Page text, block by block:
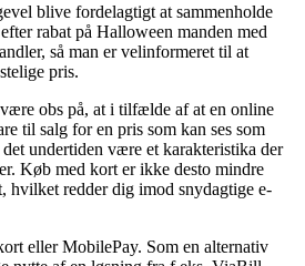
blive fordelagtigt at sammenholde
rabat på Halloween manden med
så man er velinformeret til at
pris.
obs på, at i tilfælde af at en online
til salg for en pris som kan ses som
undertiden være et karakteristika der
Køb med kort er ikke desto mindre
hvilket redder dig imod snydagtige e-
eller MobilePay. Som en alternativ